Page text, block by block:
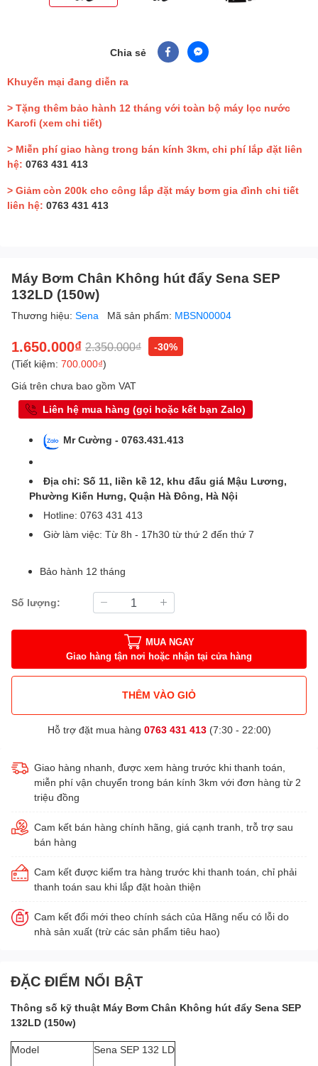
Chia sẻ
Khuyến mại đang diễn ra
> Tặng thêm bảo hành 12 tháng với toàn bộ máy lọc nước
Karofi (xem chi tiết)
> Miễn phí giao hàng trong bán kính 3km, chi phí lắp đặt liên
hệ: 0763 431 413
> Giảm còn 200k cho công lắp đặt máy bơm gia đình chi tiết
liên hệ: 0763 431 413
Máy Bơm Chân Không hút đẩy Sena SEP
132LD (150w)
Thương hiệu: Sena Mã sản phẩm: MBSN00004
1.650.000₫ 2.350.000₫
-30%
(Tiết kiệm: 700.000₫)
Giá trên chưa bao gồm VAT
Liên hệ mua hàng (gọi hoặc kết bạn Zalo)
Mr Cường - 0763.431.413
Địa chỉ: Số 11, liền kề 12, khu đấu giá Mậu Lương,
Phường Kiến Hưng, Quận Hà Đông, Hà Nội
Hotline: 0763 431 413
Giờ làm việc: Từ 8h - 17h30 từ thứ 2 đến thứ 7
Bảo hành 12 tháng
Số lượng:
MUA NGAY
Giao hàng tận nơi hoặc nhận tại cửa hàng
THÊM VÀO GIỎ
Hỗ trợ đặt mua hàng 0763 431 413(7:30 - 22:00)
Giao hàng nhanh, được xem hàng trước khi thanh toán,
miễn phí vận chuyển trong bán kính 3km với đơn hàng từ 2
triệu đồng
Cam kết bán hàng chính hãng, giá cạnh tranh, trỗ trợ sau
bán hàng
Cam kết được kiểm tra hàng trước khi thanh toán, chỉ phải
thanh toán sau khi lắp đặt hoàn thiện
Cam kết đổi mới theo chính sách của Hãng nếu có lỗi do
nhà sản xuất (trừ các sản phẩm tiêu hao)
ĐẶC ĐIỂM NỔI BẬT
Thông số kỹ thuật Máy Bơm Chân Không hút đẩy Sena SEP
132LD (150w)
Model Sena SEP 132 LD